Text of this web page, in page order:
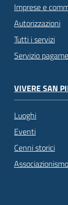
Imprese e
Autorizzazioni
Tutti i servizi
Servizio
VIVERE SAN
Luoghi
Eventi
Cenni storici